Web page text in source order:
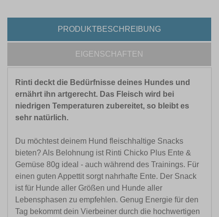
PRODUKTBESCHREIBUNG
EIGENSCHAFTEN
Rinti deckt die Bedürfnisse deines Hundes und
ernährt ihn artgerecht. Das Fleisch wird bei
niedrigen Temperaturen zubereitet, so bleibt es
sehr natürlich.
Du möchtest deinem Hund fleischhaltige Snacks
bieten? Als Belohnung ist Rinti Chicko Plus Ente &
Gemüse 80g ideal - auch während des Trainings. Für
einen guten Appettit sorgt nahrhafte Ente. Der Snack
ist für Hunde aller Größen und Hunde aller
Lebensphasen zu empfehlen. Genug Energie für den
Tag bekommt dein Vierbeiner durch die hochwertigen